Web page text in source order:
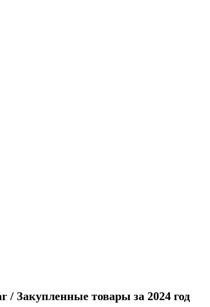
/ Закупленные товары за 2024 год